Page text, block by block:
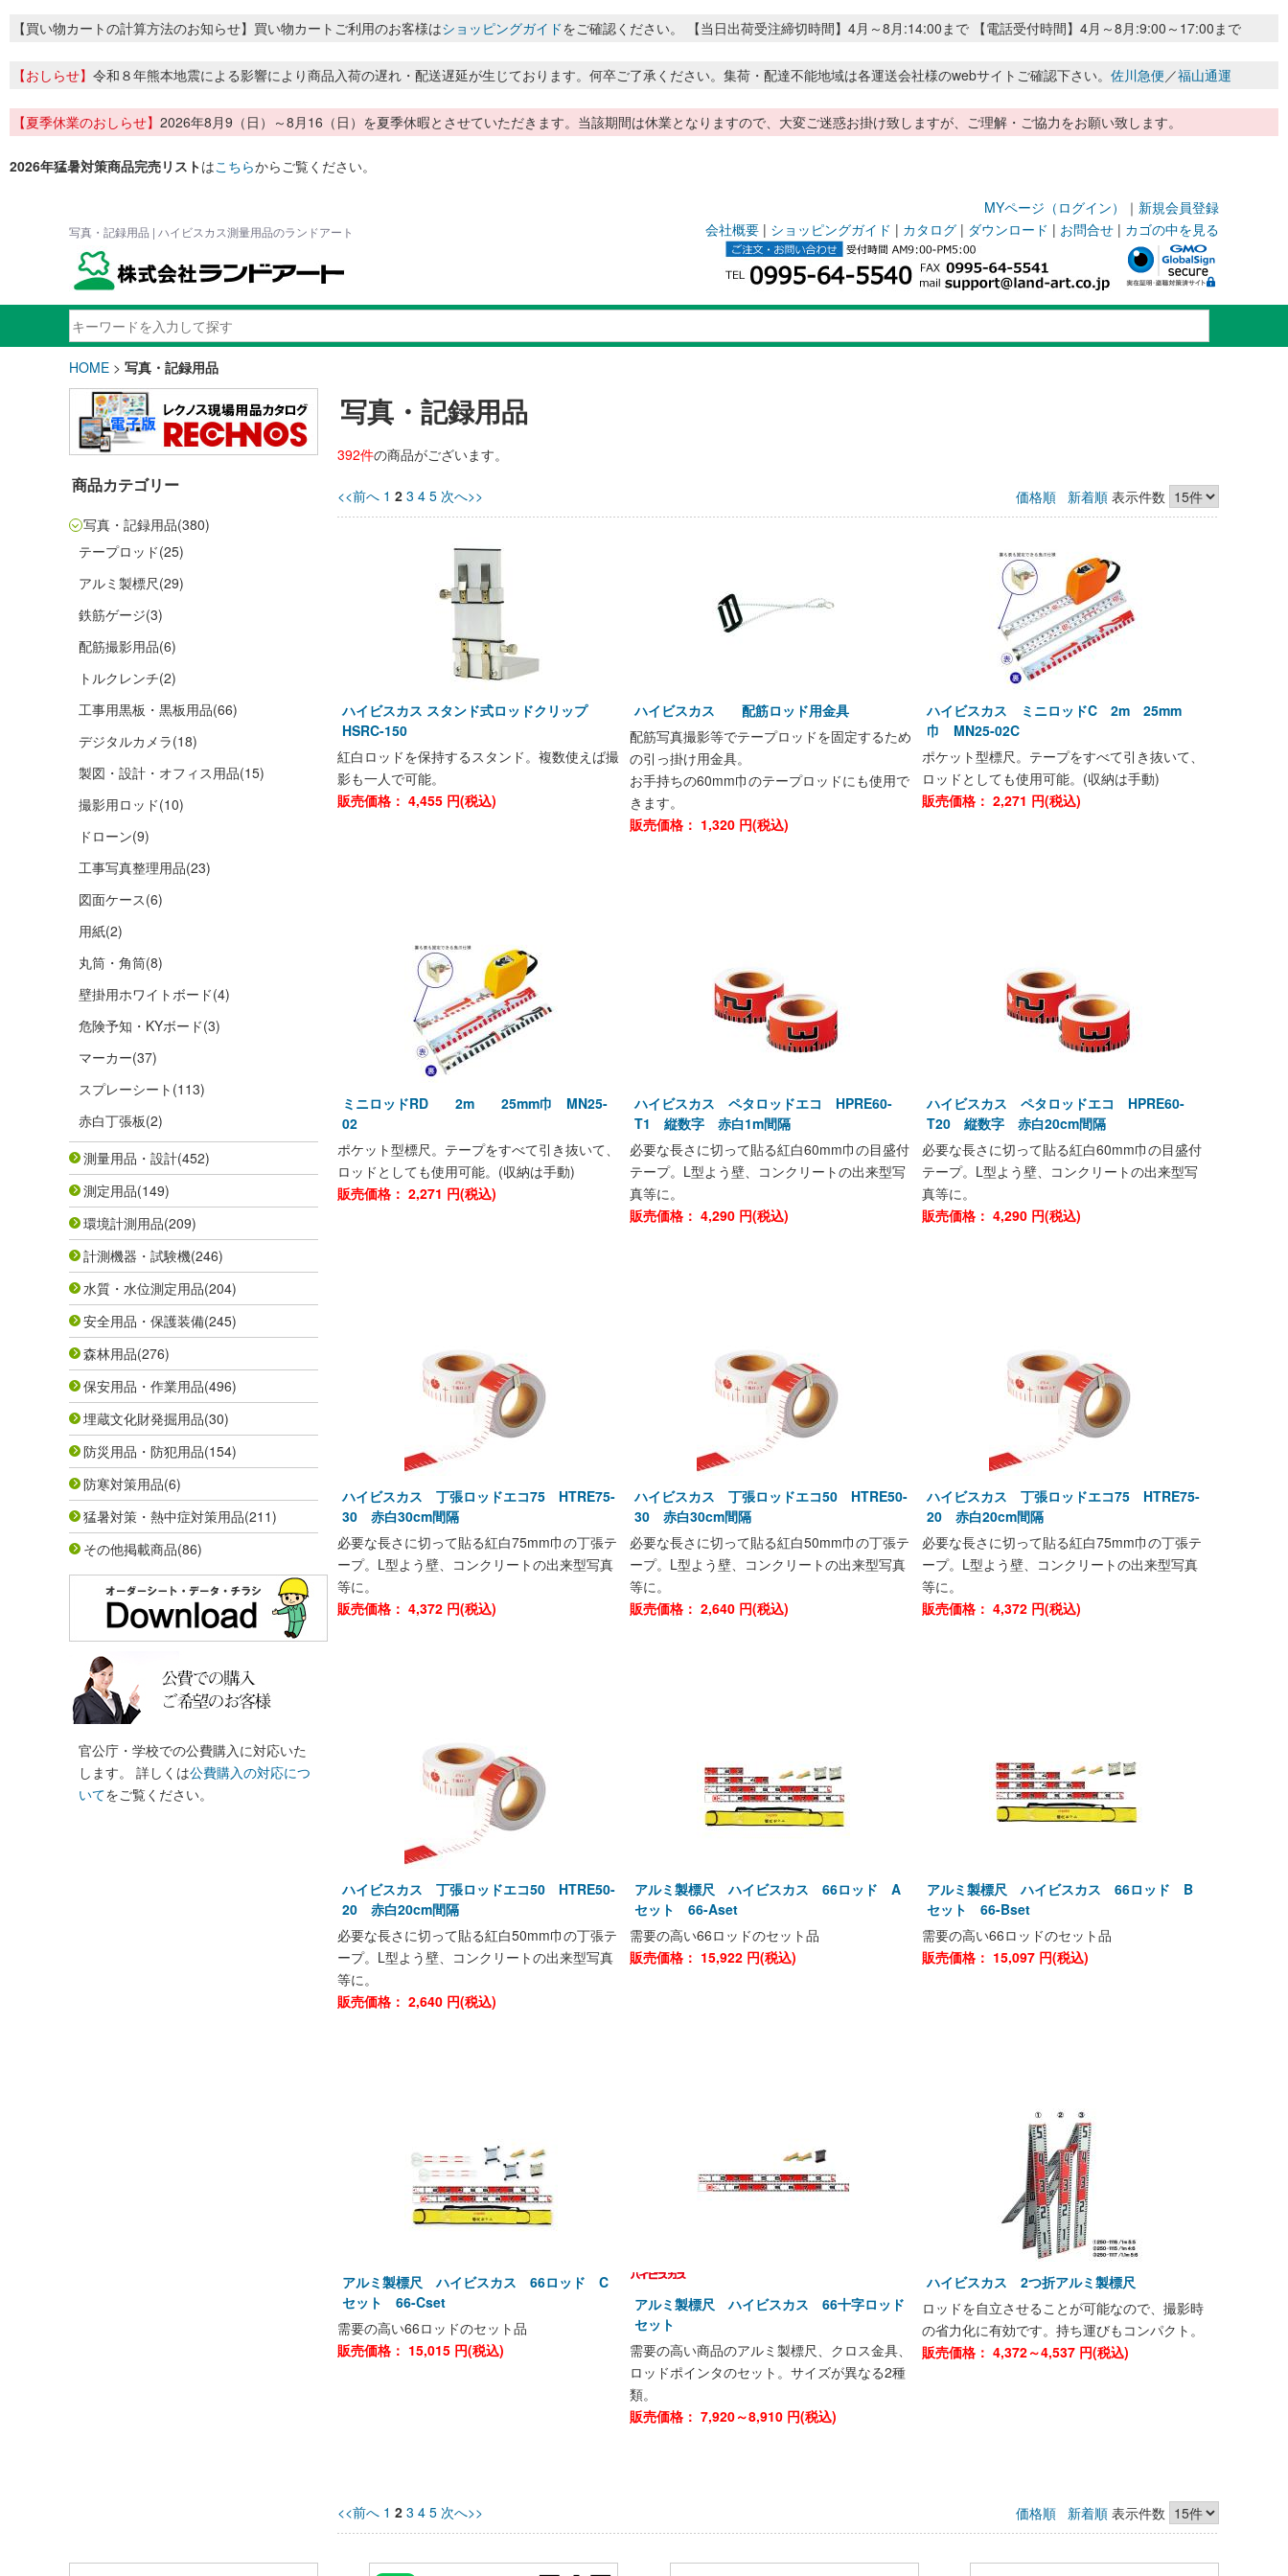
【買い物カートの計算方法のお知らせ】買い物カートご利用のお客様はショッピングガイドをご確認ください。 【当日出荷受注締切時間】4月～8月:14:00まで 【電話受付時間】4月～8月:9:00～17:00まで
【おしらせ】 令和８年熊本地震による影響により商品入荷の遅れ・配送遅延が生じております。何卒ご了承ください。集荷・配達不能地域は各運送会社様のwebサイトご確認下さい。 佐川急便／福山通運
【夏季休業のおしらせ】 2026年8月9（日）～8月16（日）を夏季休暇とさせていただきます。当該期間は休業となりますので、大変ご迷惑お掛け致しますが、ご理解・ご協力をお願い致します。
2026年猛暑対策商品完売リストはこちらからご覧ください。
MYページ（ログイン） ｜ 新規会員登録
写真・記録用品 | ハイビスカス測量用品のランドアート 会社概要 | ショッピングガイド | カタログ | ダウンロード | お問合せ | カゴの中を見る
HOME > 写真・記録用品
商品カテゴリー
写真・記録用品(380)
テープロッド(25)
アルミ製標尺(29)
鉄筋ゲージ(3)
配筋撮影用品(6)
トルクレンチ(2)
工事用黒板・黒板用品(66)
デジタルカメラ(18)
製図・設計・オフィス用品(15)
撮影用ロッド(10)
ドローン(9)
工事写真整理用品(23)
図面ケース(6)
用紙(2)
丸筒・角筒(8)
壁掛用ホワイトボード(4)
危険予知・KYボード(3)
マーカー(37)
スプレーシート (113)
赤白丁張板(2)
測量用品・設計(452)
測定用品(149)
環境計測用品(209)
計測機器・試験機(246)
水質・水位測定用品(204)
安全用品・保護装備(245)
森林用品(276)
保安用品・作業用品(496)
埋蔵文化財発掘用品(30)
防災用品・防犯用品(154)
防寒対策用品(6)
猛暑対策・熱中症対策用品(211)
その他掲載商品(86)
官公庁・学校での公費購入に対応いた
します。 詳しくは公費購入の対応につ
いてをご覧ください。
写真・記録用品
392件の商品がございます。
価格順 新着順 表示件数
<<前へ 1 2 3 4 5 次へ>>
ハイビスカス スタンド式ロッドクリップ
HSRC-150
紅白ロッドを保持するスタンド。複数使えば撮
影も一人で可能。
販売価格： 4,455 円(税込)
ハイビスカス 配筋ロッド用金具
配筋写真撮影等でテープロッドを固定するため
の引っ掛け用金具。
お手持ちの60mm巾のテープロッドにも使用で
きます。
販売価格： 1,320 円(税込)
ハイビスカス ミニロッドC 2m 25mm
巾 MN25-02C
ポケット型標尺。テープをすべて引き抜いて、
ロッドとしても使用可能。(収納は手動)
販売価格： 2,271 円(税込)
ミニロッドRD 2m 25mm巾 MN25-
02
ポケット型標尺。テープをすべて引き抜いて、
ロッドとしても使用可能。(収納は手動)
販売価格： 2,271 円(税込)
ハイビスカス ペタロッドエコ HPRE60-
T1 縦数字 赤白1m間隔
必要な長さに切って貼る紅白60mm巾の目盛付
テープ。L型よう壁、コンクリートの出来型写
真等に。
販売価格： 4,290 円(税込)
ハイビスカス ペタロッドエコ HPRE60-
T20 縦数字 赤白20cm間隔
必要な長さに切って貼る紅白60mm巾の目盛付
テープ。L型よう壁、コンクリートの出来型写
真等に。
販売価格： 4,290 円(税込)
ハイビスカス 丁張ロッドエコ75 HTRE75-
30 赤白30cm間隔
必要な長さに切って貼る紅白75mm巾の丁張テ
ープ。L型よう壁、コンクリートの出来型写真
等に。
販売価格： 4,372 円(税込)
ハイビスカス 丁張ロッドエコ50 HTRE50-
30 赤白30cm間隔
必要な長さに切って貼る紅白50mm巾の丁張テ
ープ。L型よう壁、コンクリートの出来型写真
等に。
販売価格： 2,640 円(税込)
ハイビスカス 丁張ロッドエコ75 HTRE75-
20 赤白20cm間隔
必要な長さに切って貼る紅白75mm巾の丁張テ
ープ。L型よう壁、コンクリートの出来型写真
等に。
販売価格： 4,372 円(税込)
ハイビスカス 丁張ロッドエコ50 HTRE50-
20 赤白20cm間隔
必要な長さに切って貼る紅白50mm巾の丁張テ
ープ。L型よう壁、コンクリートの出来型写真
等に。
販売価格： 2,640 円(税込)
アルミ製標尺 ハイビスカス 66ロッド A
セット 66-Aset
需要の高い66ロッドのセット品
販売価格： 15,922 円(税込)
アルミ製標尺 ハイビスカス 66ロッド B
セット 66-Bset
需要の高い66ロッドのセット品
販売価格： 15,097 円(税込)
アルミ製標尺 ハイビスカス 66ロッド C
セット 66-Cset
需要の高い66ロッドのセット品
販売価格： 15,015 円(税込)
アルミ製標尺 ハイビスカス 66十字ロッド
セット
需要の高い商品のアルミ製標尺、クロス金具、
ロッドポインタのセット。サイズが異なる2種
類。
販売価格： 7,920～8,910 円(税込)
ハイビスカス 2つ折アルミ製標尺
ロッドを自立させることが可能なので、撮影時
の省力化に有効です。持ち運びもコンパクト。
販売価格： 4,372～4,537 円(税込)
価格順 新着順 表示件数
<<前へ 1 2 3 4 5 次へ>>